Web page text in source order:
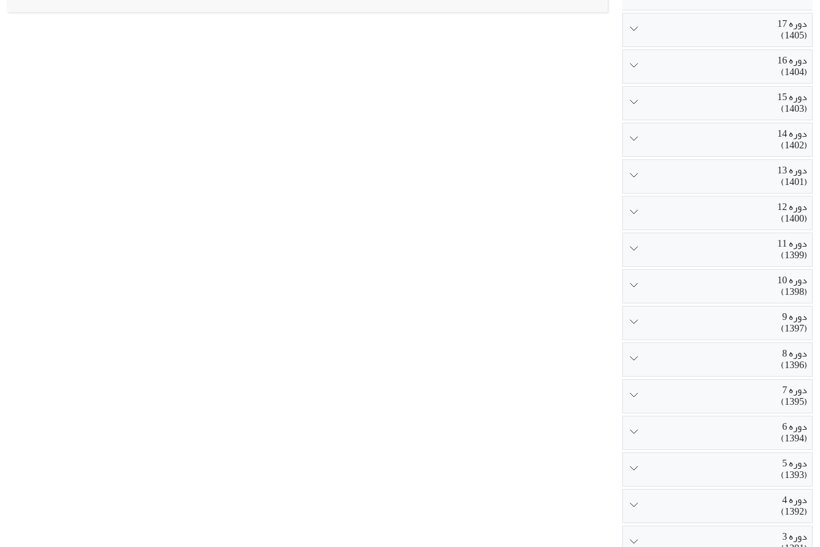
ناهنجاری‌هایی مشاهده گردید. بی نظمی در دیواره بساک، تشکیل دانه‏های گرده چروکیده و واکوئله، کاهش توان زیستی، آسیب دیواره اگزین و تشکیل باندهای
دوره 17
(1405)
دوره 16
(1404)
دوره 15
(1403)
دوره 14
(1402)
دوره 13
(1401)
دوره 12
(1400)
دوره 11
(1399)
دوره 10
(1398)
دوره 9
(1397)
دوره 8
(1396)
دوره 7
(1395)
دوره 6
(1394)
دوره 5
(1393)
دوره 4
(1392)
دوره 3